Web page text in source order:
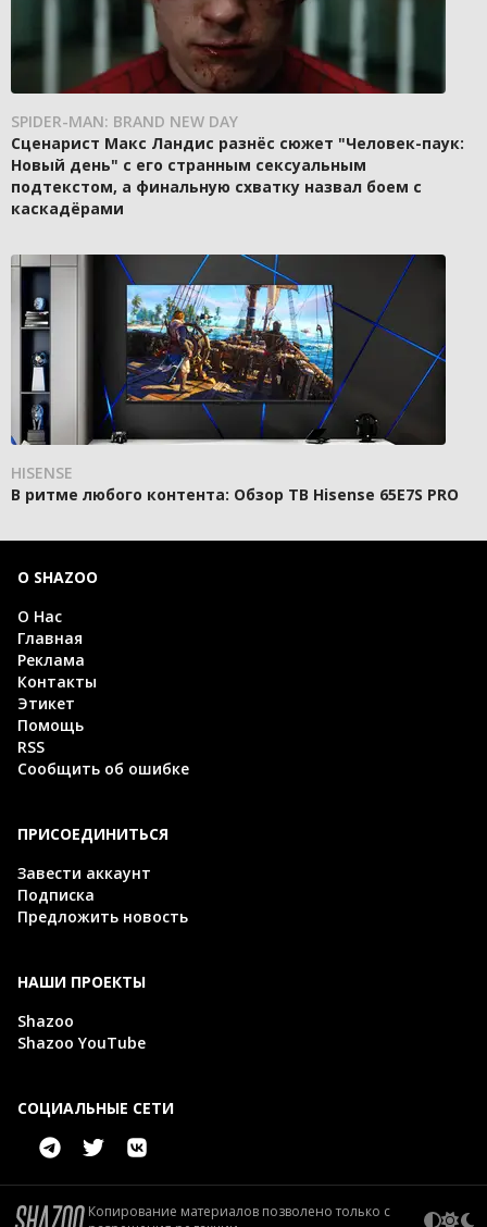
SPIDER-MAN: BRAND NEW DAY
Сценарист Макс Ландис разнёс сюжет "Человек-паук:
Новый день" с его странным сексуальным
подтекстом, а финальную схватку назвал боем с
каскадёрами
HISENSE
В ритме любого контента: Обзор ТВ Hisense 65E7S PRO
О SHAZOO
О Нас
Главная
Реклама
Контакты
Этикет
Помощь
RSS
Сообщить об ошибке
ПРИСОЕДИНИТЬСЯ
Завести аккаунт
Подписка
Предложить новость
НАШИ ПРОЕКТЫ
Shazoo
Shazoo YouTube
СОЦИАЛЬНЫЕ СЕТИ
Копирование материалов позволено только с